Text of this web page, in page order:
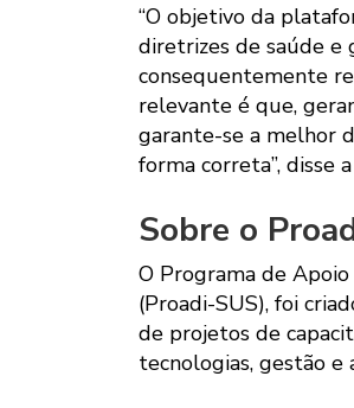
“O objetivo da
diretrizes de saúde e
consequentemente
relevante é que,
garante-se a melhor
forma correta”, disse
Sobre o
O Programa de
(Proadi-SUS), foi
de projetos de
tecnologias, gestão e